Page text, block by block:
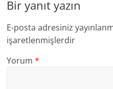
Bir yanıt yazın
E-posta adresiniz
işaretlenmişlerdir
Yorum*